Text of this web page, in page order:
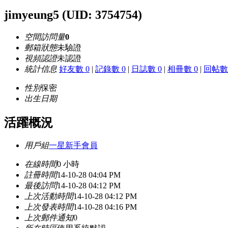
jimyeung5 (UID: 3754754)
空間訪問量0
郵箱狀態未驗證
視頻認證未認證
統計信息 好友數 0 | 記錄數 0 | 日誌數 0 | 相冊數 0 | 回帖
性別保密
出生日期
活躍概況
用戶組一星新手會員
在線時間0 小時
註冊時間14-10-28 04:04 PM
最後訪問14-10-28 04:12 PM
上次活動時間14-10-28 04:12 PM
上次發表時間14-10-28 04:16 PM
上次郵件通知0